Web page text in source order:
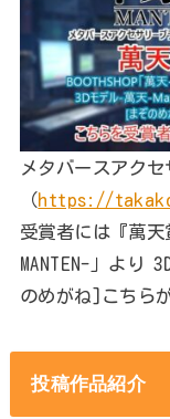
メタバースアク
（https://
受賞者には『萬天
MANTEN-」より
のめがね]こちら
投稿作品紹介